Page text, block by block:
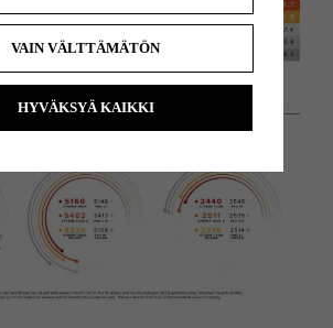
VAIN VÄLTTÄMÄTÖN
HYVÄKSYÄ KAIKKI